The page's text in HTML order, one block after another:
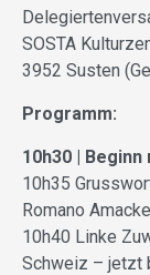
SOSTA
3952 Susten
Programm:
10h30 |
10h35
Romano
10h40 Linke
Schweiz – jetzt